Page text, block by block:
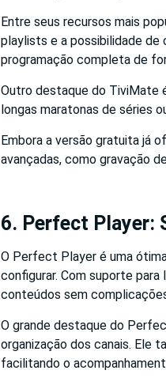
Entre seus recursos mais
playlists e a possibilidade de
programação completa de
Outro destaque do TiviMate
longas maratonas de séries
Embora a versão gratuita já
avançadas, como gravação
6. Perfect Player:
O Perfect Player é uma
configurar. Com suporte
conteúdos sem
O grande destaque do
organização dos canais. Ele
facilitando o